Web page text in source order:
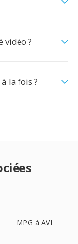
vidéo ?
la fois ?
MPG à AVI